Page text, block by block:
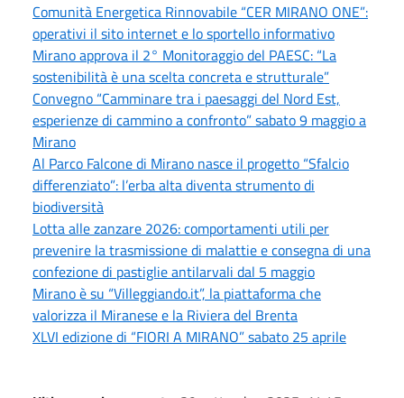
Comunità Energetica Rinnovabile “CER MIRANO ONE”:
operativi il sito internet e lo sportello informativo
Mirano approva il 2° Monitoraggio del PAESC: “La
sostenibilità è una scelta concreta e strutturale”
Convegno “Camminare tra i paesaggi del Nord Est,
esperienze di cammino a confronto” sabato 9 maggio a
Mirano
Al Parco Falcone di Mirano nasce il progetto “Sfalcio
differenziato”: l’erba alta diventa strumento di
biodiversità
Lotta alle zanzare 2026: comportamenti utili per
prevenire la trasmissione di malattie e consegna di una
confezione di pastiglie antilarvali dal 5 maggio
Mirano è su “Villeggiando.it”, la piattaforma che
valorizza il Miranese e la Riviera del Brenta
XLVI edizione di “FIORI A MIRANO” sabato 25 aprile